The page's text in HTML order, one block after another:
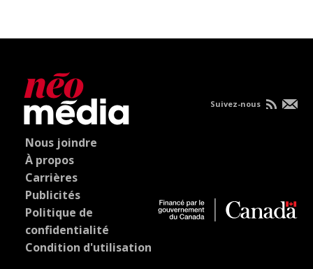
Nous joindre
À propos
Carrières
Publicités
Politique de
confidentialité
Condition d'utilisation
Suivez-nous